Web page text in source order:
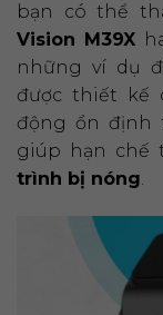
bạn có thể
Vision M39X
những ví dụ
được thiết kế
động ổn định
giúp hạn chế
trình bị nóng.